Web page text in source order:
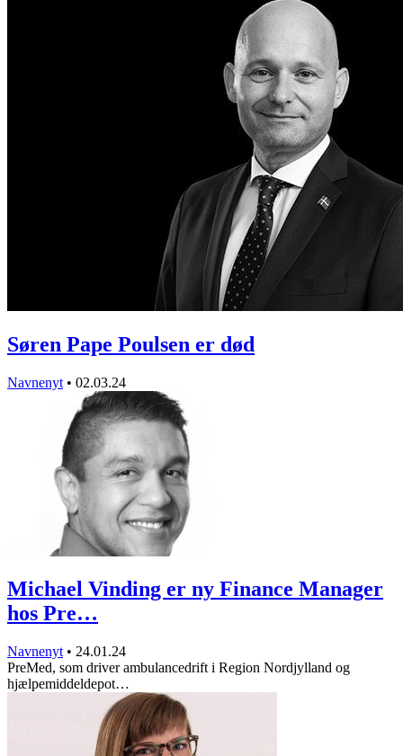
Søren Pape Poulsen er død
Navnenyt • 02.03.24
Michael Vinding er ny Finance Manager
hos Pre…
Navnenyt • 24.01.24
PreMed, som driver ambulancedrift i Region Nordjylland og
hjælpemiddeldepot…